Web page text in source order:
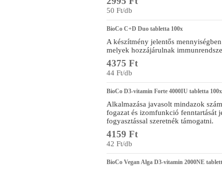
50 Ft/db
BioCo C+D Duo tabletta 100x
A készítmény jelentős
melyek hozzájárulnak
4375 Ft
44 Ft/db
BioCo D3-vitamin Forte 4000IU tabletta 100x
Alkalmazása javasolt mindazok
fogazat és izomfunkció fenntartását
fogyasztással szeretnék támogatni.
4159 Ft
42 Ft/db
BioCo Vegan Alga D3-vitamin 2000NE